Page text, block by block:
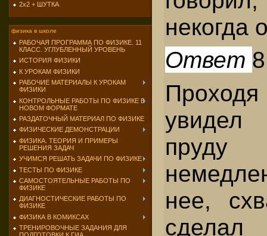
2х2 + ШУТКА
физика в школе
РАБОЧАЯ ПРОГРАММА ПО ФИЗИКЕ. 11
КЛАСС. УГЛУБЛЕННЫЙ УРОВЕНЬ
ИСТОРИЯ ФИЗИКИ
К УРОКАМ ФИЗИКИ
РАБОЧИЕ МАТЕРИАЛЫ К УРОКАМ
ФИЗИКИ
КОНТРОЛЬНЫЕ РАБОТЫ ПО ФИЗИКЕ В
НОВОМ ФОРМАТЕ
РАЗДАТОЧНЫЙ МАТЕРИАЛ ПО ФИЗИКЕ
ФИЗИЧЕСКИЕ ДЕМОНСТРАЦИИ
ФИЗИКА. ТЕОРИЯ И ПРИМЕРЫ
РЕШЕНИЯ ЗАДАЧ
УЧИМСЯ РЕШАТЬ ЗАДАЧИ ПО ФИЗИКЕ
ТЕСТЫ ПО ФИЗИКЕ
САМОСТОЯТЕЛЬНЫЕ РАБОТЫ ПО
ФИЗИКЕ
ДИАГНОСТИЧЕСКИЕ РАБОТЫ ПО
ФИЗИКЕ
ФИЗИКА В КОМИКСАХ
ТРЕНИРОВОЧНЫЕ ЗАДАНИЯ ДЛЯ
некогда
Ответ 8
Проходя
увидел
нее,